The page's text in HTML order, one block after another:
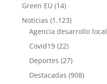
Green EU (14)
Noticias (1.123)
Agencia desarrollo local
Covid19(22)
Deportes (27)
Destacadas (908)